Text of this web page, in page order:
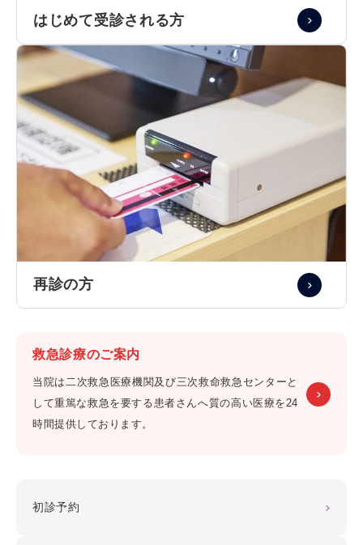
はじめて受診される方
再診の方
救急診療のご案内
当院は二次救急医療機関及び三次救命救急センターと
して重篤な救急を要する患者さんへ質の高い医療を24
時間提供しております。
初診予約